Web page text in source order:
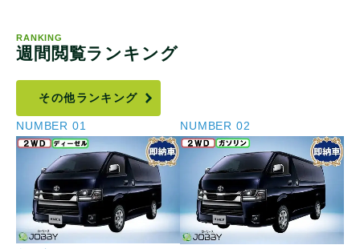
RANKING
週間閲覧ランキング
その他ランキング
NUMBER 01 NUMBER 02